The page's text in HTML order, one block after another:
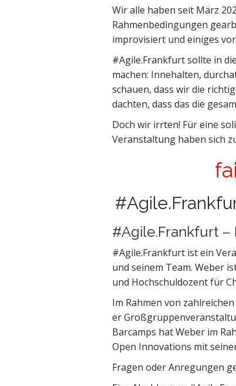
Wir alle haben seit März
Rahmenbedingungen
improvisiert und einiges
#Agile.Frankfurt sollte in
machen: Innehalten,
schauen, dass wir die
dachten, dass das die
Doch wir irrten! Für eine
Veranstaltung haben sich
#Agile.Frankfurt –
#Agile.Frankfurt ist ein
und seinem Team. Weber
und Hochschuldozent für
Im Rahmen von
er
Barcamps hat Weber im
Open Innovations mit
Fragen oder Anregungen